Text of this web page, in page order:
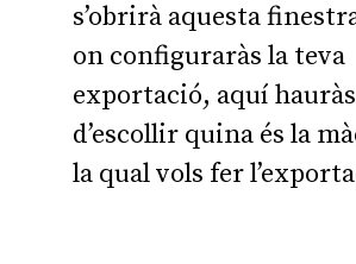
s’obrirà aquesta
on configuraràs la teva
exportació, aquí hauràs
d’escollir quina és la
la qual vols fer